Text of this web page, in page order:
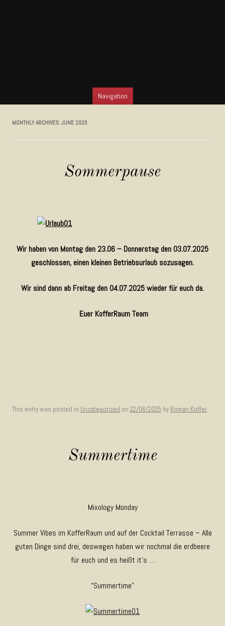
Navigation
MONTHLY ARCHIVES: JUNE 2025
Sommerpause
Wir haben von Montag den 23.06 – Donnerstag den 03.07.2025
geschlossen, einen kleinen Betriebsurlaub sozusagen.
Wir sind dann ab Freitag den 04.07.2025 wieder für euch da.
Euer KofferRaum Team
This entry was posted in Uncategorized on 22/06/2025 by Roman Koffer.
Summertime
Mixology Monday
Summer Vibes im KofferRaum und auf der Cocktail Terrasse – Alle
guten Dinge sind drei, deswegen haben wir nochmal die erdbeere
für euch und es heißt it’s …
“Summertime”